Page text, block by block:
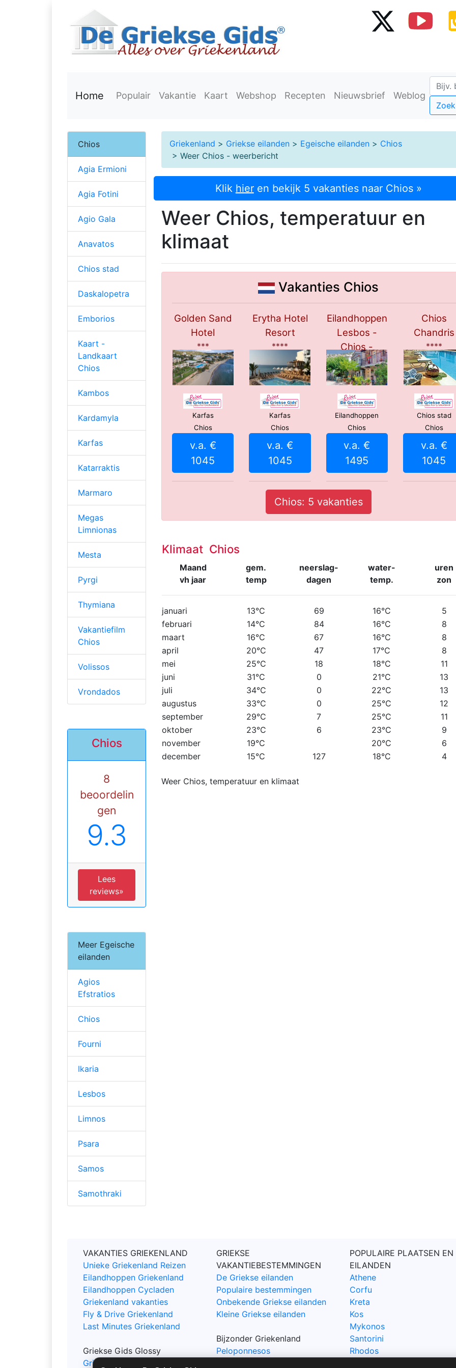
Home Populair Vakantie Kaart Webshop Recepten Nieuwsbrief Weblog
Griekenland > Griekse eilanden > Egeische eilanden > Chios
> Weer Chios - weerbericht
Klik hieren bekijk 5 vakanties naar Chios »
Weer Chios, temperatuur en
klimaat
Vakanties Chios
Golden Sand
Hotel
***
Karfas
Chios
v.a. €
1045
Erytha Hotel
Resort
****
Karfas
Chios
v.a. €
1045
Eilandhoppen
Lesbos -
Chios -
Samos
****
Eilandhoppen
Chios
v.a. €
1495
Chios
Chandris
****
Chios stad
Chios
v.a. €
1045
Chios: 5 vakanties
Klimaat Chios
Maand
vh jaar
gem.
temp
neerslag-
dagen
water-
temp.
uren
zon
januari 13°C 69 16°C
5
februari
14°C 84 16°C
8
maart
16°C 67 16°C
8
april
20°C 47 17°C
8
mei
25°C 18 18°C
11
juni
31°C 0 21°C
13
juli
34°C 0 22°C
13
augustus
33°C 0 25°C
12
september
29°C 7 25°C
11
oktober
23°C 6 23°C
9
november
19°C 20°C
6
december
15°C 127 18°C 4
Weer Chios, temperatuur en klimaat
Chios
Agia Ermioni
Agia Fotini
Agio Gala
Anavatos
Chios stad
Daskalopetra
Emborios
Kaart -
Landkaart
Chios
Kambos
Kardamyla
Karfas
Katarraktis
Marmaro
Megas
Limnionas
Mesta
Pyrgi
Thymiana
Vakantiefilm
Chios
Volissos
Vrondados
Chios
8
beoordelin
gen
9.3
Lees
reviews»
Meer Egeische
eilanden
Agios
Efstratios
Chios
Fourni
Ikaria
Lesbos
Limnos
Psara
Samos
Samothraki
VAKANTIES GRIEKENLAND
Unieke Griekenland Reizen
Eilandhoppen Griekenland
Eilandhoppen Cycladen
Griekenland vakanties
Fly & Drive Griekenland
Last Minutes Griekenland
Griekse Gids Glossy
Griekse Gids Glossy Bestellen
GRIEKSE
VAKANTIEBESTEMMINGEN
De Griekse eilanden
Populaire bestemmingen
Onbekende Griekse eilanden
Kleine Griekse eilanden
Bijzonder Griekenland
Peloponnesos
POPULAIRE PLAATSEN EN
EILANDEN
Athene
Corfu
Kreta
Kos
Mykonos
Santorini
Rhodos